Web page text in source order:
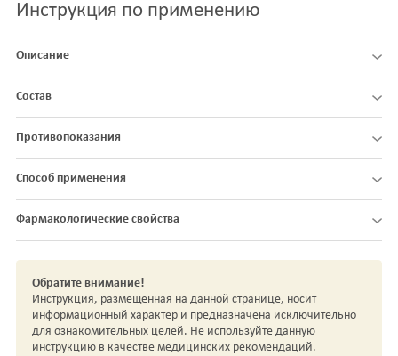
Инструкция по применению
Описание
Состав
Противопоказания
Способ применения
Фармакологические свойства
Обратите внимание!
Инструкция, размещенная на данной странице, носит
информационный характер и предназначена исключительно
для ознакомительных целей. Не используйте данную
инструкцию в качестве медицинских рекомендаций.